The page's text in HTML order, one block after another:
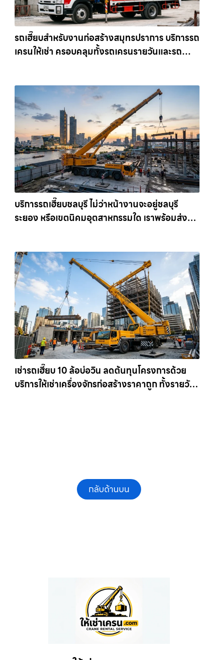
รถเฮี๊ยบสำหรับงานก่อสร้างสมุทรปราการ บริการรถ
เครนให้เช่า ครอบคลุมทั้งรถเครนรายวันและรถ
บริการรถเฮี๊ยบชลบุรี ไม่ว่าหน้างานจะอยู่ชลบุรี
ระยอง หรือเขตนิคมอุตสาหกรรมใด เราพร้อมส่งรถ
เช่ารถเฮี๊ยบ 10 ล้อบ่อวิน ลดต้นทุนโครงการด้วย
บริการให้เช่าเครื่องจักรก่อสร้างราคาถูก ทั้งรายวัน
กลับด้านบน